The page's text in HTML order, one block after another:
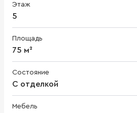
Этаж
5
Площадь
75 м²
Состояние
С отделкой
Мебель